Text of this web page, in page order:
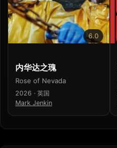
6.0
内华达之瑰
Rose of Nevada
2026 · 英国
Mark Jenkin